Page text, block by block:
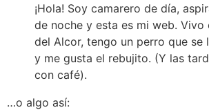
¡Hola! Soy camarero de día,
de noche y esta es mi web. Vivo
del Alcor, tengo un perro que se
y me gusta el rebujito. (Y las
con café).
…o algo así: